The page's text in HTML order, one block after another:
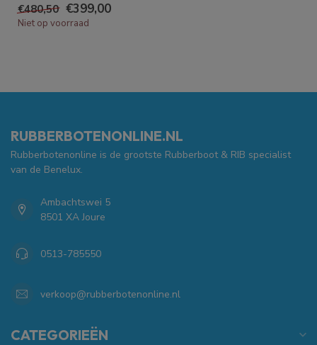
€480,50 €399,00
Niet op voorraad
RUBBERBOTENONLINE.NL
Rubberbotenonline is de grootste Rubberboot & RIB specialist
van de Benelux.
Ambachtswei 5
8501 XA Joure
0513-785550
verkoop@rubberbotenonline.nl
CATEGORIEËN